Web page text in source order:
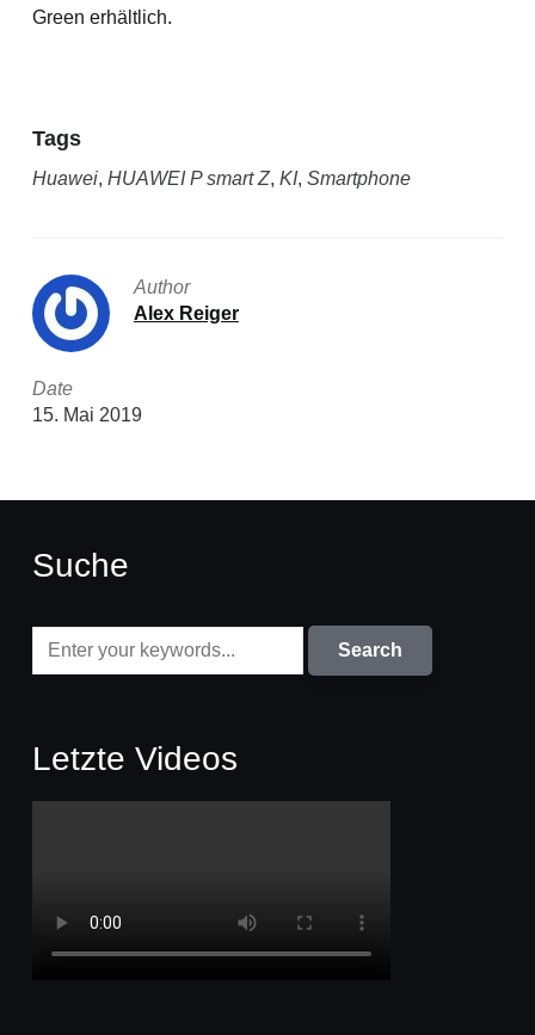
Green erhältlich.
Tags
Huawei, HUAWEI P smart Z, KI, Smartphone
Author
Alex Reiger
Date
15. Mai 2019
Suche
Letzte Videos